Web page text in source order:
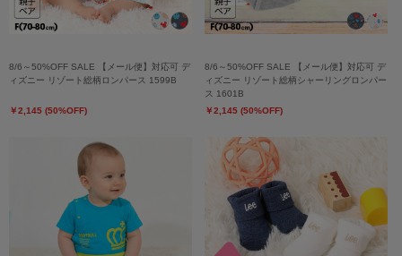
8/6～50%OFF SALE 【メール便】対応可 デ
ィズニー リゾート総柄ロンパース 1599B
￥2,145 (50%OFF)
8/6～50%OFF SALE 【メール便】対応可 デ
ィズニー リゾート総柄シャーリングロンパー
ス 1601B
￥2,145 (50%OFF)